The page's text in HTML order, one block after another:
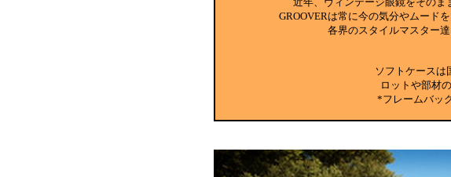
GROOVERは常に今の気分やムード
各界のスタイルマスター
ソフトケースは
ロットや部材
*フレームバッ